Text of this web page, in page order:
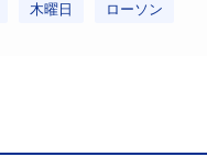
木曜日 ローソン